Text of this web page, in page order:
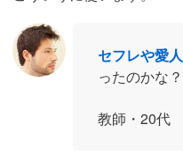
セフレや愛人
ったのかな？
教師・20代